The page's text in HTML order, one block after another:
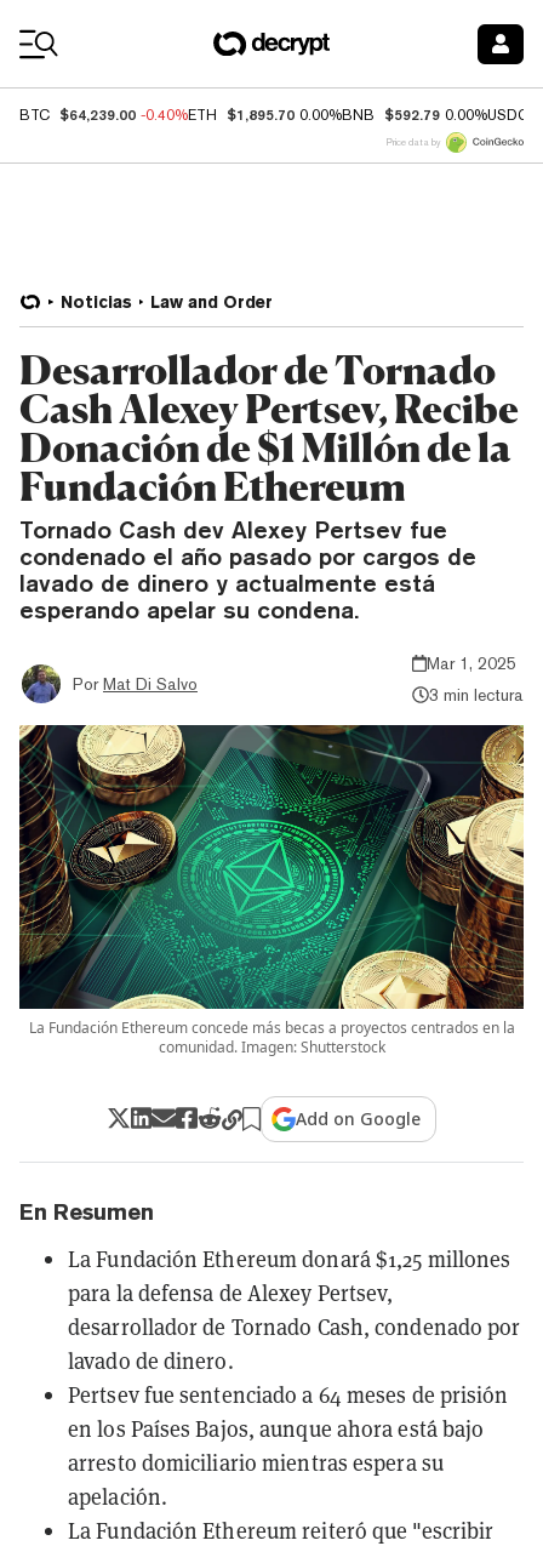
BTC $64,239.00 -0.40%ETH $1,895.70 0.00%BNB $592.79 0.00%USDC
Price data by
Noticias Law and Order
Desarrollador de Tornado
Cash Alexey Pertsev, Recibe
Donación de $1 Millón de la
Fundación Ethereum
Tornado Cash dev Alexey Pertsev fue
condenado el año pasado por cargos de
lavado de dinero y actualmente está
esperando apelar su condena.
Por Mat Di Salvo
Mar 1, 2025
3 min lectura
La Fundación Ethereum concede más becas a proyectos centrados en la
comunidad. Imagen: Shutterstock
Add on Google
En Resumen
La Fundación Ethereum donará $1,25 millones
para la defensa de Alexey Pertsev,
desarrollador de Tornado Cash, condenado por
lavado de dinero.
Pertsev fue sentenciado a 64 meses de prisión
en los Países Bajos, aunque ahora está bajo
arresto domiciliario mientras espera su
apelación.
La Fundación Ethereum reiteró que "escribir